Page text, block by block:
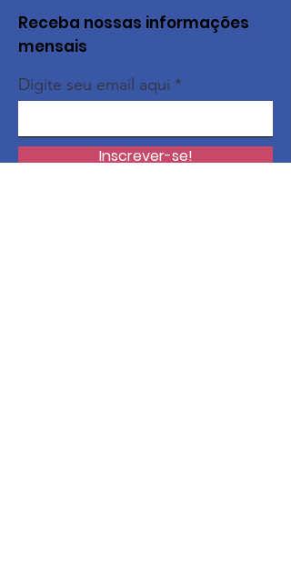
Receba nossas informações
mensais
Digite seu email aqui
Inscrever-se!